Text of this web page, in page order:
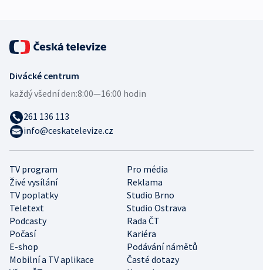
TV program
Pro média
Živé vysílání
Reklama
TV poplatky
Studio Brno
Teletext
Studio Ostrava
Podcasty
Rada ČT
Počasí
Kariéra
E-shop
Podávání námětů
Mobilní a TV aplikace
Časté dotazy
Divácké centrum
každý všední den:8:00—16:00 hodin
261 136 113
info@ceskatelevize.cz